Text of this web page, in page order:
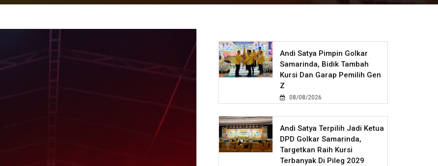
Andi Satya Pimpin Golkar
Samarinda, Bidik Tambah
Kursi Dan Garap Pemilih Gen
Z
08/08/2026
Andi Satya Terpilih Jadi Ketua
DPD Golkar Samarinda,
Targetkan Raih Kursi
Terbanyak Di Pileg 2029